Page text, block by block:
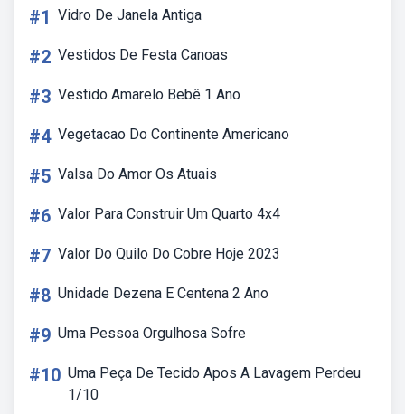
#1 Vidro De Janela Antiga
#2 Vestidos De Festa Canoas
#3 Vestido Amarelo Bebê 1 Ano
#4 Vegetacao Do Continente Americano
#5 Valsa Do Amor Os Atuais
#6 Valor Para Construir Um Quarto 4x4
#7 Valor Do Quilo Do Cobre Hoje 2023
#8 Unidade Dezena E Centena 2 Ano
#9 Uma Pessoa Orgulhosa Sofre
#10 Uma Peça De Tecido Apos A Lavagem Perdeu
1/10